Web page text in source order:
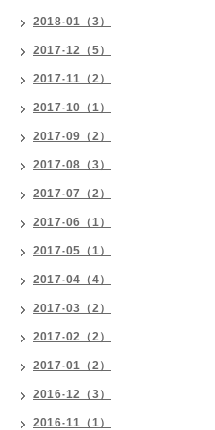
2018-01（3）
2017-12（5）
2017-11（2）
2017-10（1）
2017-09（2）
2017-08（3）
2017-07（2）
2017-06（1）
2017-05（1）
2017-04（4）
2017-03（2）
2017-02（2）
2017-01（2）
2016-12（3）
2016-11（1）